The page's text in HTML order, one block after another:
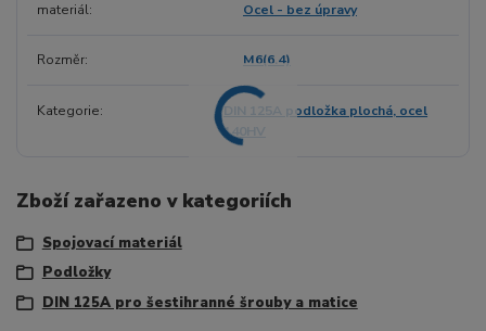
materiál Ocel - bez úpravy
Rozměr M6(6.4)
Kategorie
DIN 125A podložka plochá, ocel
140HV
Zboží zařazeno v kategoriích
Spojovací materiál
Podložky
DIN 125A pro šestihranné šrouby a matice